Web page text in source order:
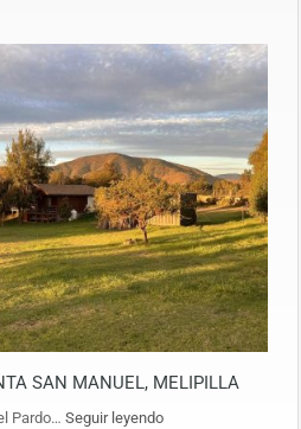
SAN MANUEL, MELIPILLA
Pardo… Seguir leyendo